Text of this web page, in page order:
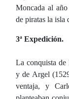
Moncada al año
de piratas la isla
3ª Expedición.
La conquista de
y de Argel
ventaja, y